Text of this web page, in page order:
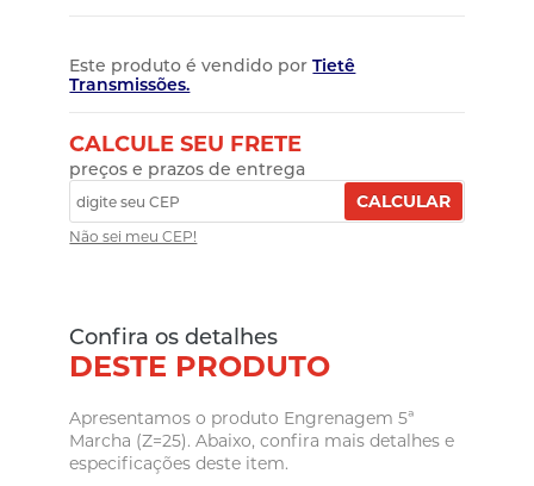
Este produto é vendido porTietê
Transmissões.
CALCULE SEU FRETE
preços e prazos de entrega
CALCULAR
Não sei meu CEP!
Confira os detalhes
DESTE PRODUTO
Apresentamos o produto Engrenagem 5ª
Marcha (Z=25). Abaixo, confira mais detalhes e
especificações deste item.